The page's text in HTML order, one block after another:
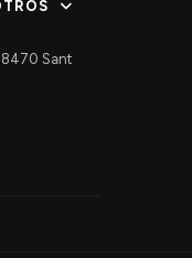
Sant